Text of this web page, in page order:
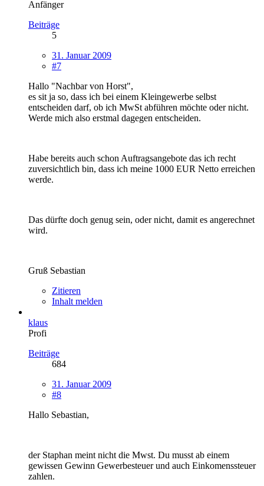
Anfänger
Beiträge
5
31. Januar 2009
#7
Hallo "Nachbar von Horst",
es sit ja so, dass ich bei einem Kleingewerbe selbst
entscheiden darf, ob ich MwSt abführen möchte oder nicht.
Werde mich also erstmal dagegen entscheiden.
Habe bereits auch schon Auftragsangebote das ich recht
zuversichtlich bin, dass ich meine 1000 EUR Netto erreichen
werde.
Das dürfte doch genug sein, oder nicht, damit es angerechnet
wird.
Gruß Sebastian
Zitieren
Inhalt melden
klaus
Profi
Beiträge
684
31. Januar 2009
#8
Hallo Sebastian,
der Staphan meint nicht die Mwst. Du musst ab einem
gewissen Gewinn Gewerbesteuer und auch Einkomenssteuer
zahlen.